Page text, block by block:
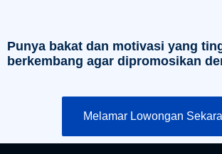
Punya bakat dan motivasi yang
berkembang agar dipromosikan
Melamar Lowongan